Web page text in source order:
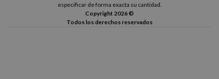
especificar de forma exacta su cantidad.
Copyright 2026 ©
Todos los derechos reservados